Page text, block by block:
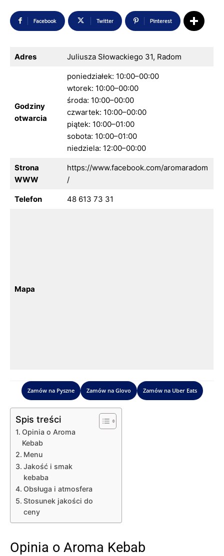
Facebook Twitter Pinterest
Adres Juliusza Słowackiego 31, Radom
Godziny
otwarcia
poniedziałek: 10:00–00:00
wtorek: 10:00–00:00
środa: 10:00–00:00
czwartek: 10:00–00:00
piątek: 10:00–01:00
sobota: 10:00–01:00
niedziela: 12:00–00:00
Strona
WWW
https://www.facebook.com/aromaradom
/
Telefon 48 613 73 31
Mapa
Zamów na Pyszne Zamów na Glovo Zamów na Uber Eats
Spis treści
Opinia o Aroma
Kebab
Menu
Jakość i smak
kebaba
Obsługa i atmosfera
Stosunek jakości do
ceny
Opinia o Aroma Kebab